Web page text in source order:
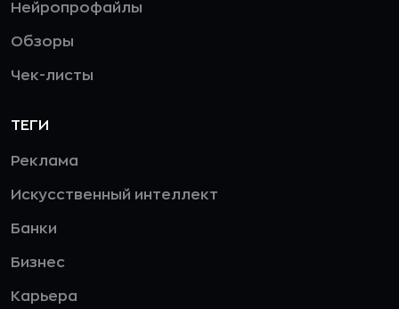
Нейропрофайлы
Обзоры
Чек-листы
ТЕГИ
Реклама
Искусственный интеллект
Банки
Бизнес
Карьера